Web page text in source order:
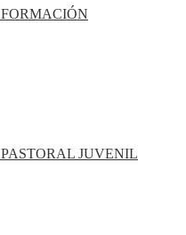
FORMACIÓN
PASTORAL JUVENIL